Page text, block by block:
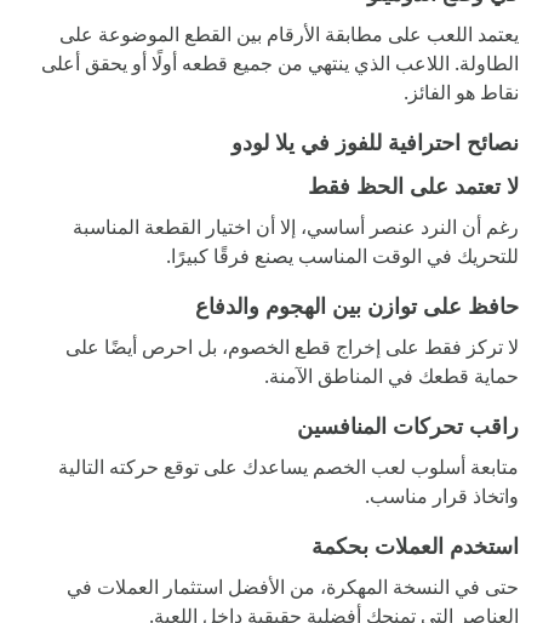
يعتمد اللعب على مطابقة الأرقام بين القطع الموضوعة على
الطاولة. اللاعب الذي ينتهي من جميع قطعه أولًا أو يحقق أعلى
نقاط هو الفائز.
نصائح احترافية للفوز في يلا لودو
لا تعتمد على الحظ فقط
رغم أن النرد عنصر أساسي، إلا أن اختيار القطعة المناسبة
للتحريك في الوقت المناسب يصنع فرقًا كبيرًا.
حافظ على توازن بين الهجوم والدفاع
لا تركز فقط على إخراج قطع الخصوم، بل احرص أيضًا على
حماية قطعك في المناطق الآمنة.
راقب تحركات المنافسين
متابعة أسلوب لعب الخصم يساعدك على توقع حركته التالية
واتخاذ قرار مناسب.
استخدم العملات بحكمة
حتى في النسخة المهكرة، من الأفضل استثمار العملات في
العناصر التي تمنحك أفضلية حقيقية داخل اللعبة.